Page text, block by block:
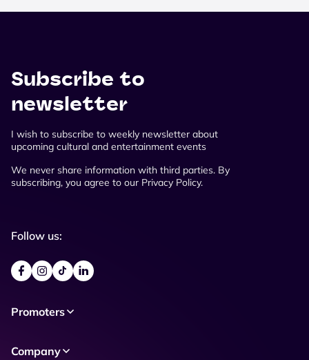
Subscribe to
newsletter
I wish to subscribe to weekly newsletter about
upcoming cultural and entertainment events
We never share information with third parties. By
subscribing, you agree to our Privacy Policy.
Follow us:
Promoters
Company